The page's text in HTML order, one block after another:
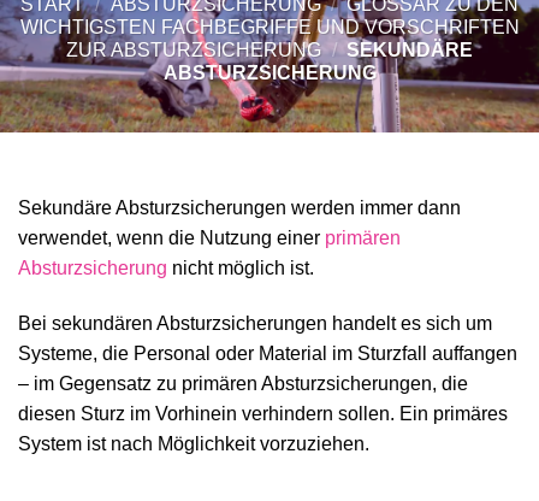
START / ABSTURZSICHERUNG / GLOSSAR ZU DEN
WICHTIGSTEN FACHBEGRIFFE UND VORSCHRIFTEN
ZUR ABSTURZSICHERUNG / SEKUNDÄRE
ABSTURZSICHERUNG
Sekundäre Absturzsicherungen werden immer dann
verwendet, wenn die Nutzung einer primären
Absturzsicherung nicht möglich ist.
Bei sekundären Absturzsicherungen handelt es sich um
Systeme, die Personal oder Material im Sturzfall auffangen
– im Gegensatz zu primären Absturzsicherungen, die
diesen Sturz im Vorhinein verhindern sollen. Ein primäres
System ist nach Möglichkeit vorzuziehen.